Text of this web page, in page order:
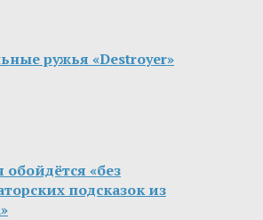
ружья «Destroyer»
«без
подсказок из